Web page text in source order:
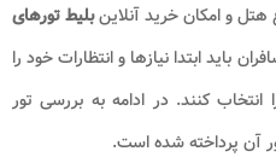
هتل و امکان خرید آنلاینبلیط تورهای
باید ابتدا نیازها و انتظارات خود را
انتخاب کنند. در ادامه به بررسی تور
تور آن پرداخته شده است.